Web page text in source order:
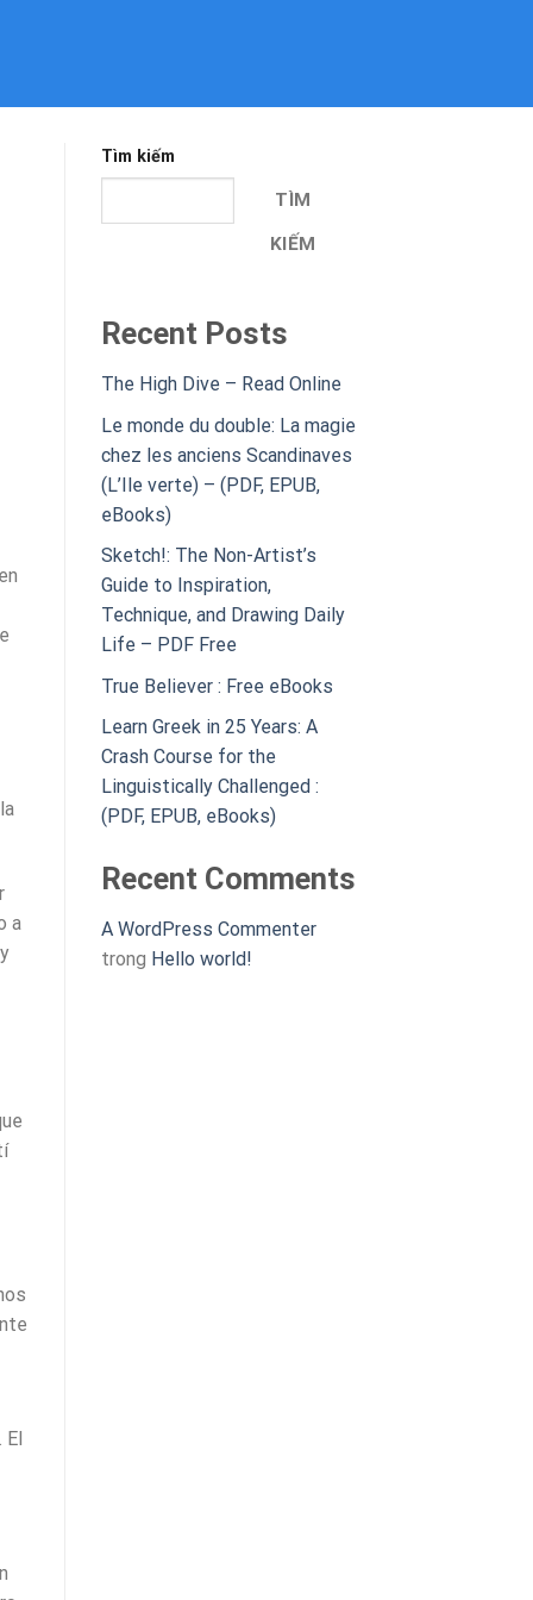
a
El
Tìm kiếm
TÌM
KIẾM
Recent Posts
The High Dive – Read Online
Le monde du double: La magie
chez les anciens Scandinaves
(L’Ile verte) – (PDF, EPUB,
eBooks)
Sketch!: The Non-Artist’s
Guide to Inspiration,
Technique, and Drawing Daily
Life – PDF Free
True Believer : Free eBooks
Learn Greek in 25 Years: A
Crash Course for the
Linguistically Challenged :
(PDF, EPUB, eBooks)
Recent Comments
A WordPress Commenter
trong Hello world!